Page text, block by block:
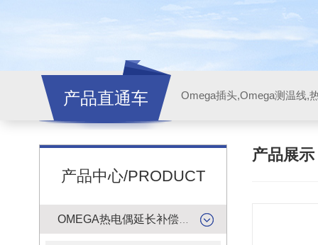
产品直通车
产品中心/PRODUCT
产品展示